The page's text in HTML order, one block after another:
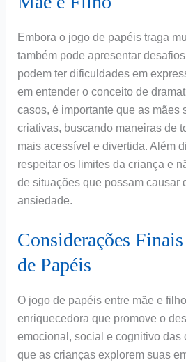
Embora o jogo de papéis traga
também pode apresentar
podem ter dificuldades em
em entender o conceito de
casos, é importante que as mães
criativas, buscando maneiras de
mais acessível e divertida. Além
respeitar os limites da criança e
de situações que possam causar
ansiedade.
Considerações
de Papéis
O jogo de papéis entre mãe e
enriquecedora que promove o
emocional, social e cognitivo das
que as crianças explorem suas